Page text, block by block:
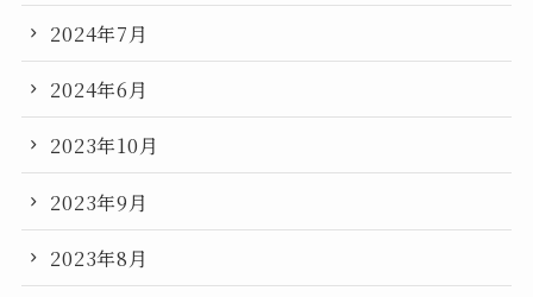
2024年7月
2024年6月
2023年10月
2023年9月
2023年8月